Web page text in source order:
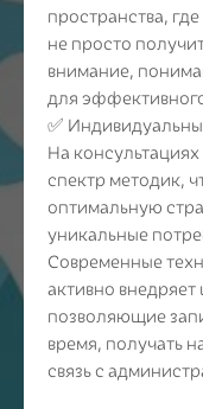
пространства,
не просто
внимание,
для
✅
На
спектр методик,
оптимальную
уникальные
Современные
активно
позволяющие
время, получать
связь с